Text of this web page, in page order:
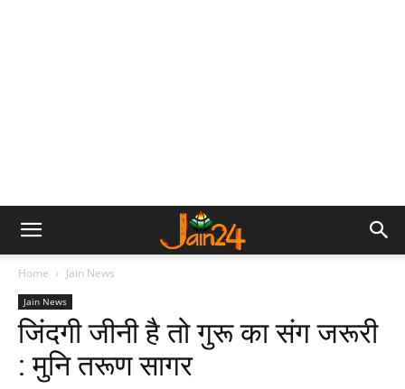
Home Jain News
Jain News
जिंदगी जीनी है तो गुरू का संग जरूरी
: मुनि तरूण सागर